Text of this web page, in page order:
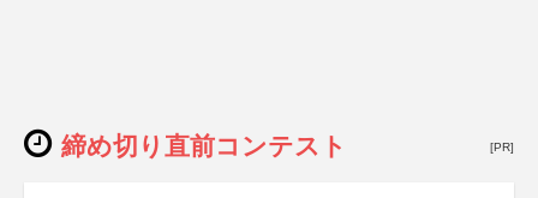
締め切り直前コンテスト [PR]